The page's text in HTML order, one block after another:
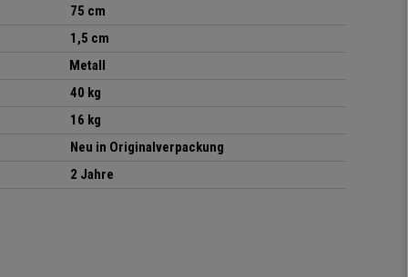
75 cm
1,5 cm
Metall
40 kg
16 kg
Neu in Originalverpackung
2 Jahre